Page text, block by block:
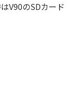
V90のSDカード